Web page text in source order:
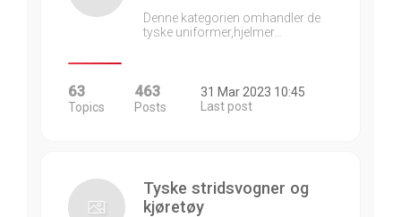
Denne kategorien omhandler de
tyske uniformer,hjelmer…
63
Topics
463
Posts
31 Mar 2023 10:45
Last post
Tyske stridsvogner og
kjøretøy